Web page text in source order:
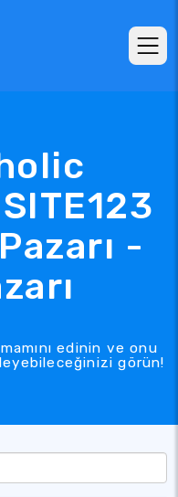
-
edinin ve onu
görün!